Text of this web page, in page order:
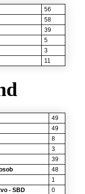
56
58
39
5
3
11
49
49
8
3
39
48
1
- SBD
0